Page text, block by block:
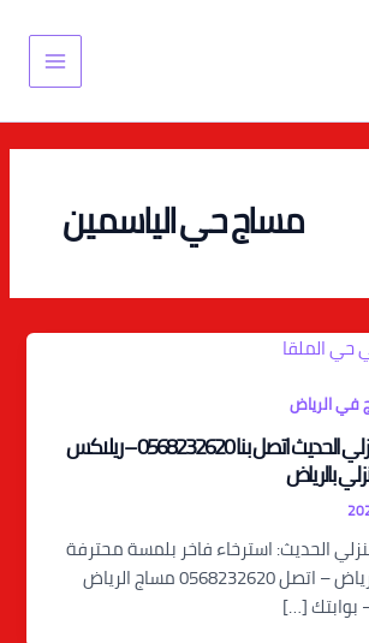
Main
Menu
مساج حي الياسمين
في الرياض
مساج الرياض المنزلي الحديث اتصل بنا 0568232620 – ريلاكس
بالرياض
الحديث: استرخاء فاخر بلمسة محترفة
لجميع مناطق الرياض – اتصل 0568232620 مساج الرياض
بوابتك […]